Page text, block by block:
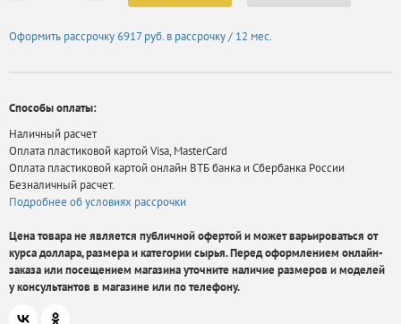
Оформить рассрочку6917 руб. в рассрочку / 12 мес.
Способы оплаты:
Наличный расчет
Оплата пластиковой картой Visa, MasterCard
Оплата пластиковой картой онлайн ВТБ банка и Сбербанка России
Безналичный расчет.
Подробнее об условиях рассрочки
Цена товара не является публичной офертой и может варьироваться от
курса доллара, размера и категории сырья. Перед оформлением онлайн-
заказа или посещением магазина уточните наличие размеров и моделей
у консультантов в магазине или по телефону.